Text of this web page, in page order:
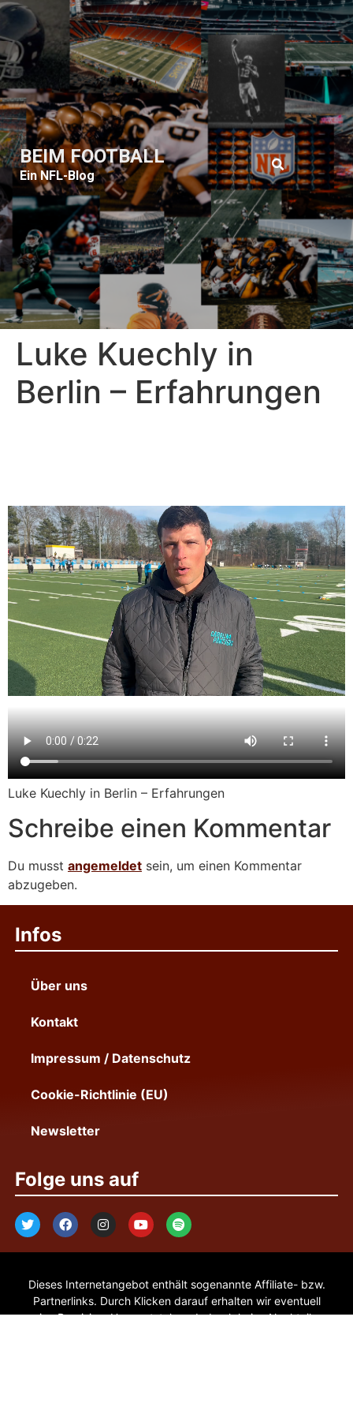
BEIM FOOTBALL
Ein NFL-Blog
Luke Kuechly in
Berlin – Erfahrungen
Luke Kuechly in Berlin – Erfahrungen
Schreibe einen Kommentar
Du musst angemeldet sein, um einen Kommentar
abzugeben.
Infos
Über uns
Kontakt
Impressum / Datenschutz
Cookie-Richtlinie (EU)
Newsletter
Folge uns auf
Dieses Internetangebot enthält sogenannte Affiliate- bzw.
Partnerlinks. Durch Klicken darauf erhalten wir eventuell
eine Provision. User entstehen dadurch keine Nachteile.